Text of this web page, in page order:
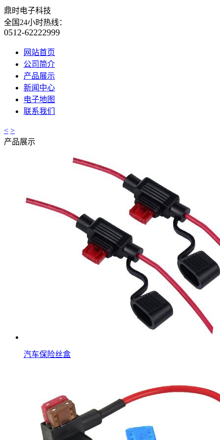
鼎时电子科技
全国24小时热线：
0512-62222999
网站首页
公司简介
产品展示
新闻中心
电子地图
联系我们
< >
产品展示
汽车保险丝盒